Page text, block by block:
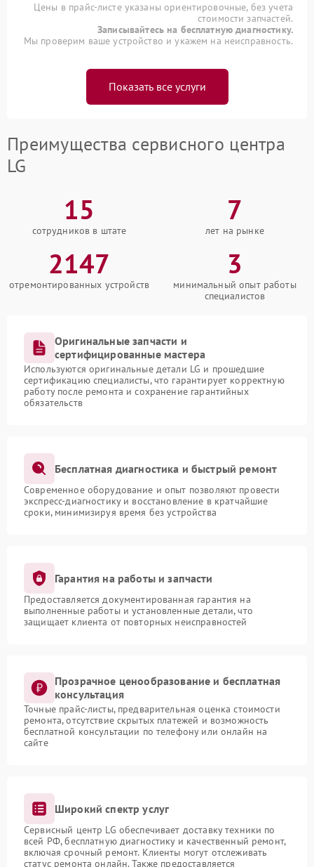
Цены в прайс-листе указаны ориентировочные, без учета
стоимости запчастей.
Записывайтесь на бесплатную диагностику.
Мы проверим ваше устройство и укажем на неисправность.
Показать все услуги
Преимущества сервисного центра
LG
15
сотрудников в штате
7
лет на рынке
2147
отремонтированных устройств
3
минимальный опыт работы
специалистов
Оригинальные запчасти и
сертифицированные мастера
Используются оригинальные детали LG и прошедшие
сертификацию специалисты, что гарантирует корректную
работу после ремонта и сохранение гарантийных
обязательств
Бесплатная диагностика и быстрый ремонт
Современное оборудование и опыт позволяют провести
экспресс-диагностику и восстановление в кратчайшие
сроки, минимизируя время без устройства
Гарантия на работы и запчасти
Предоставляется документированная гарантия на
выполненные работы и установленные детали, что
защищает клиента от повторных неисправностей
Прозрачное ценообразование и бесплатная
консультация
Точные прайс-листы, предварительная оценка стоимости
ремонта, отсутствие скрытых платежей и возможность
бесплатной консультации по телефону или онлайн на
сайте
Широкий спектр услуг
Сервисный центр LG обеспечивает доставку техники по
всей РФ, бесплатную диагностику и качественный ремонт,
включая срочный ремонт. Клиенты могут отслеживать
статус ремонта онлайн. Также предоставляется